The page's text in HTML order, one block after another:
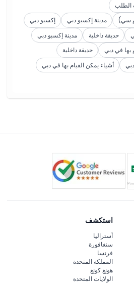
الطلب
سي)
مدينة إكسبو دبي
إكسبو دبي
حديقة داخلية
مدينة إكسبو دبي
بها في دبي
حديقة داخلية
أشياء يمكن القيام بها في دبي
استكشف
أستراليا
سنغافورة
فرنسا
المملكة المتحدة
هونغ كونغ
الولايات المتحدة